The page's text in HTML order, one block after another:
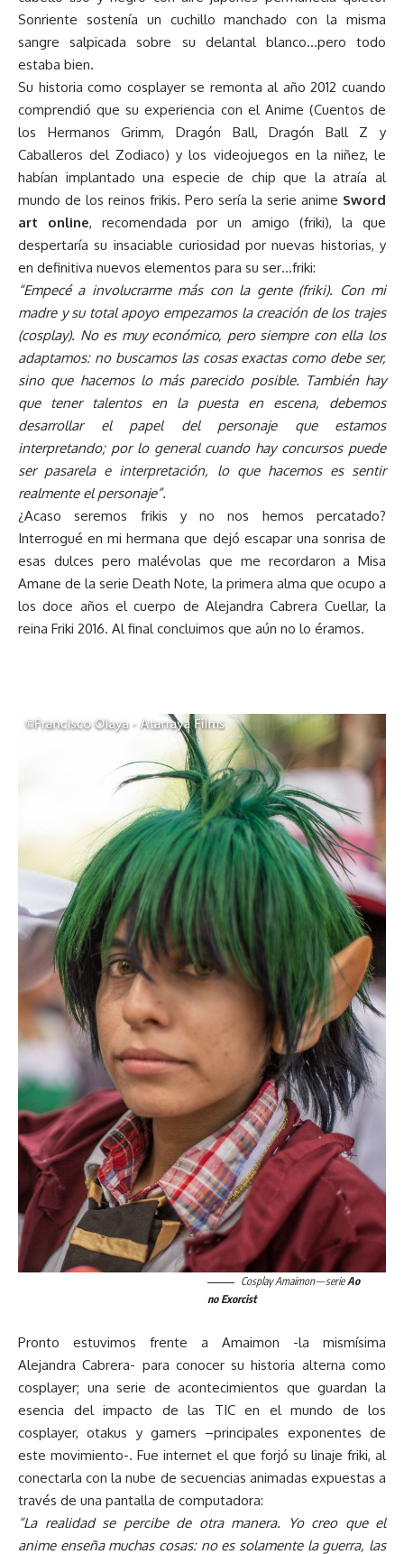
Sonriente sostenía un cuchillo manchado con la misma
sangre salpicada sobre su delantal blanco…pero todo
estaba bien.
Su historia como cosplayer se remonta al año 2012 cuando
comprendió que su experiencia con el Anime (Cuentos de
los Hermanos Grimm, Dragón Ball, Dragón Ball Z y
Caballeros del Zodiaco) y los videojuegos en la niñez, le
habían implantado una especie de chip que la atraía al
mundo de los reinos frikis. Pero sería la serie anime Sword
art online, recomendada por un amigo (friki), la que
despertaría su insaciable curiosidad por nuevas historias, y
en definitiva nuevos elementos para su ser…friki:
“Empecé a involucrarme más con la gente (friki). Con mi
madre y su total apoyo empezamos la creación de los trajes
(cosplay). No es muy económico, pero siempre con ella los
adaptamos: no buscamos las cosas exactas como debe ser,
sino que hacemos lo más parecido posible. También hay
que tener talentos en la puesta en escena, debemos
desarrollar el papel del personaje que estamos
interpretando; por lo general cuando hay concursos puede
ser pasarela e interpretación, lo que hacemos es sentir
realmente el personaje”.
¿Acaso seremos frikis y no nos hemos percatado?
Interrogué en mi hermana que dejó escapar una sonrisa de
esas dulces pero malévolas que me recordaron a Misa
Amane de la serie Death Note, la primera alma que ocupo a
los doce años el cuerpo de Alejandra Cabrera Cuellar, la
reina Friki 2016. Al final concluimos que aún no lo éramos.
Cosplay Amaimon — serieAo
no Exorcist
Pronto estuvimos frente a Amaimon -la mismísima
Alejandra Cabrera- para conocer su historia alterna como
cosplayer; una serie de acontecimientos que guardan la
esencia del impacto de las TIC en el mundo de los
cosplayer, otakus y gamers –principales exponentes de
este movimiento-. Fue internet el que forjó su linaje friki, al
conectarla con la nube de secuencias animadas expuestas a
través de una pantalla de computadora:
“La realidad se percibe de otra manera. Yo creo que el
anime enseña muchas cosas: no es solamente la guerra, las